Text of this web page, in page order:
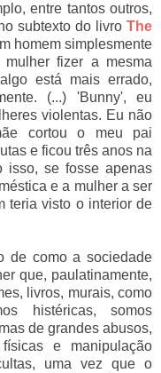
entre tantos outros,
subtexto do livro The
homem simplesmente
fizer a mesma
está mais errado,
(...) 'Bunny', eu
violentas. Eu não
cortou o meu pai
e ficou três anos na
isso, se fosse apenas
e a mulher a ser
teria visto o interior de
de como a sociedade
que, paulatinamente,
livros, murais, como
histéricas, somos
de grandes abusos,
e manipulação
uma vez que o